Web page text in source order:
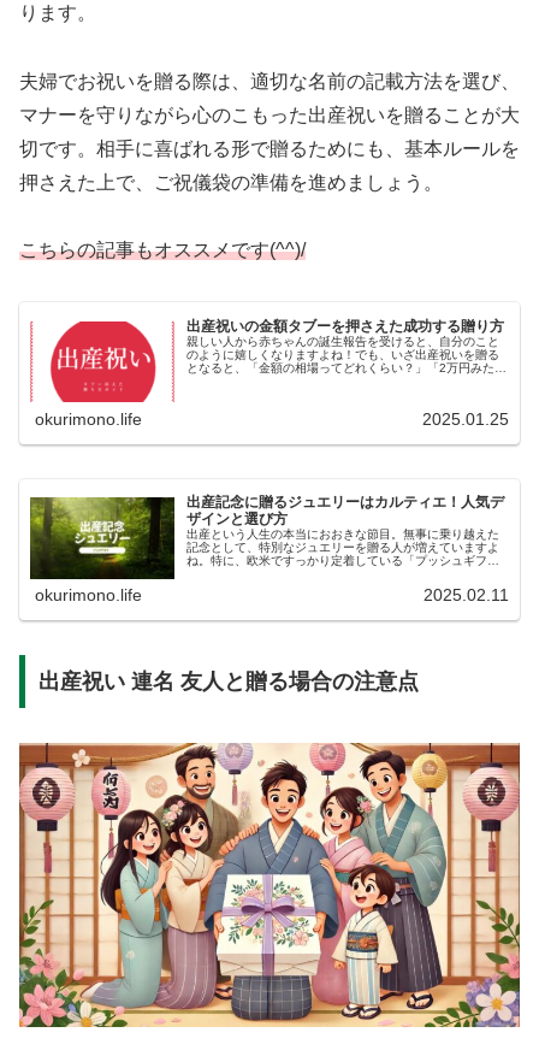
ります。
夫婦でお祝いを贈る際は、適切な名前の記載方法を選び、
マナーを守りながら心のこもった出産祝いを贈ることが大
切です。相手に喜ばれる形で贈るためにも、基本ルールを
押さえた上で、ご祝儀袋の準備を進めましょう。
こちらの記事もオススメです(^^)/
出産祝いの金額タブーを押さえた成功する贈り方
親しい人から赤ちゃんの誕生報告を受けると、自分のこと
のように嬉しくなりますよね！でも、いざ出産祝いを贈る
となると、「金額の相場ってどれくらい？」「2万円みたい
okurimono.life 2025.01.25
出産記念に贈るジュエリーはカルティエ！人気デ
ザインと選び方
出産という人生の本当におおきな節目。無事に乗り越えた
記念として、特別なジュエリーを贈る人が増えていますよ
ね。特に、欧米ですっかり定着している「プッシュギフト
okurimono.life 2025.02.11
出産祝い 連名 友人と贈る場合の注意点